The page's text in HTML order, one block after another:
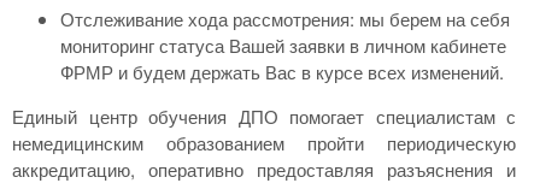
Отслеживание хода рассмотрения: мы берем на себя
мониторинг статуса Вашей заявки в личном кабинете
ФРМР и будем держать Вас в курсе всех изменений.
Единый центр обучения ДПО помогает специалистам с
немедицинским образованием пройти периодическую
аккредитацию, оперативно предоставляя разъяснения и